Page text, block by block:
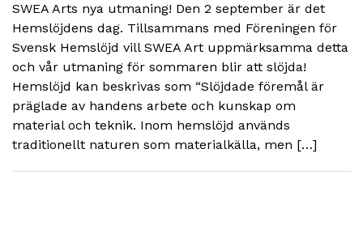
SWEA Arts nya utmaning! Den 2 september är det
Hemslöjdens dag. Tillsammans med Föreningen för
Svensk Hemslöjd vill SWEA Art uppmärksamma detta
och vår utmaning för sommaren blir att slöjda!
Hemslöjd kan beskrivas som “Slöjdade föremål är
präglade av handens arbete och kunskap om
material och teknik. Inom hemslöjd används
traditionellt naturen som materialkälla, men […]